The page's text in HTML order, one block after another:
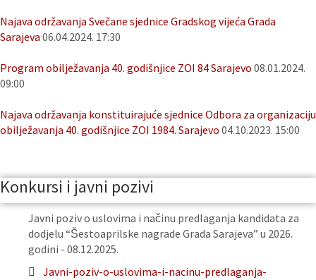
Najava održavanja Svečane sjednice Gradskog vijeća Grada
Sarajeva 06.04.2024. 17:30
Program obilježavanja 40. godišnjice ZOI 84 Sarajevo 08.01.2024.
09:00
Najava održavanja konstituirajuće sjednice Odbora za organizaciju
obilježavanja 40. godišnjice ZOI 1984. Sarajevo 04.10.2023. 15:00
Konkursi i javni pozivi
Javni poziv o uslovima i načinu predlaganja kandidata za
dodjelu “Šestoaprilske nagrade Grada Sarajeva” u 2026.
godini - 08.12.2025.
Javni-poziv-o-uslovima-i-nacinu-predlaganja-